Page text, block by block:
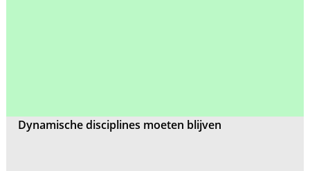
Dynamische disciplines moeten blijven